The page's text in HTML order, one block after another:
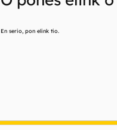
En serio, pon elink tio.